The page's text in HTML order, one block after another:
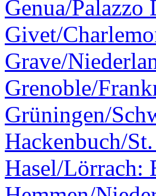
Genua/Palazzo
Givet/
Grave/
Grenoble/
Grüningen/
Hackenbuch/
Hasel/Lörrach: